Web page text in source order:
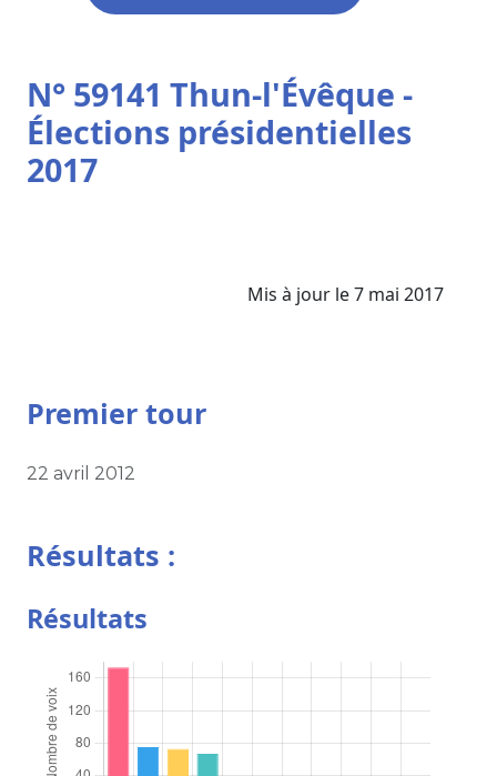
N° 59141 Thun-l'Évêque -
Élections présidentielles
2017
Mis à jour le 7 mai 2017
Premier tour
22 avril 2012
Résultats :
Résultats